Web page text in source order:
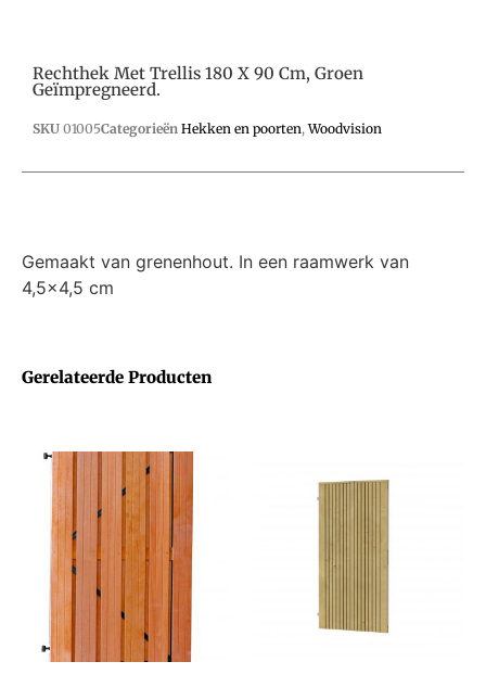
Gerelateerde Producten
Rechthek Met Trellis 180 X 90 Cm, Groen
Geïmpregneerd.
SKU 01005Categorieën Hekken en poorten,Woodvision
Gemaakt van grenenhout. In een raamwerk van
4,5×4,5 cm